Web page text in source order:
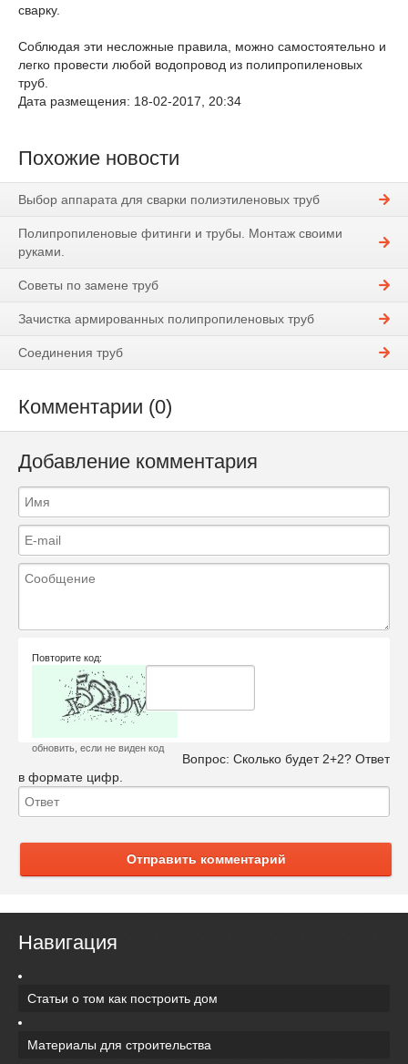
сварку.
Соблюдая эти несложные правила, можно самостоятельно и
легко провести любой водопровод из полипропиленовых
труб.
Дата размещения: 18-02-2017, 20:34
Похожие новости
Выбор аппарата для сварки полиэтиленовых труб
Полипропиленовые фитинги и трубы. Монтаж своими
руками.
Советы по замене труб
Зачистка армированных полипропиленовых труб
Соединения труб
Комментарии (0)
Добавление комментария
Повторите код:
обновить, если не виден код
Вопрос: Сколько будет 2+2? Ответ
в формате цифр.
Отправить комментарий
Навигация
Статьи о том как построить дом
Материалы для строительства